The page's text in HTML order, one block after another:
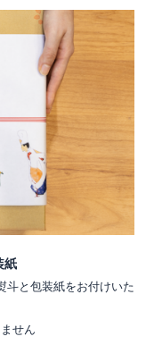
紙
斗と包装紙をお付けいた
せん